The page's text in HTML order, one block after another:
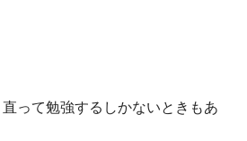
って勉強するしかないときもあ